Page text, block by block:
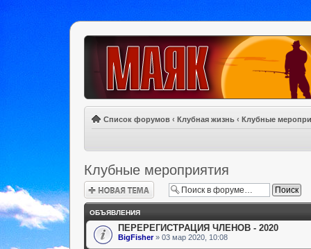
Список форумов ‹ Клубная жизнь ‹ Клубные
Клубные мероприятия
Новая тема
ОБЪЯВЛЕНИЯ
ПЕРЕРЕГИСТРАЦИЯ ЧЛЕНОВ - 2020
BigFisher» 03 мар 2020, 10:08